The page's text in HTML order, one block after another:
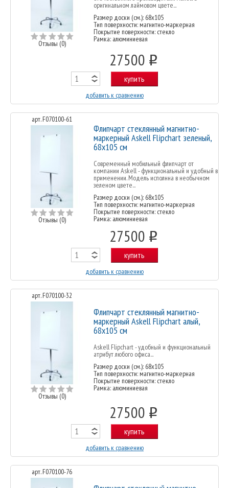
Отзывы (0)
оригинальном лаймовом цвете...
Размер доски (см.): 68x105
Тип поверхности: магнитно-маркерная
Покрытие поверхности: стекло
Рамка: алюминиевая
27500 o
купить
добавить к сравнению
арт. F070100-61
Отзывы (0)
Флипчарт стеклянный магнитно-
маркерный Askell Flipchart зеленый,
68х105 см
Современный мобильный флипчарт от
компании Askell - функциональный и удобный в
применении. Модель исполнна в необычном
зеленом цвете...
Размер доски (см.): 68x105
Тип поверхности: магнитно-маркерная
Покрытие поверхности: стекло
Рамка: алюминиевая
27500 o
купить
добавить к сравнению
арт. F070100-32
Отзывы (0)
Флипчарт стеклянный магнитно-
маркерный Askell Flipchart алый,
68х105 см
Askell Flipchart - удобный и функциональный
атрибут любого офиса...
Размер доски (см.): 68x105
Тип поверхности: магнитно-маркерная
Покрытие поверхности: стекло
Рамка: алюминиевая
27500 o
купить
добавить к сравнению
арт. F070100-76